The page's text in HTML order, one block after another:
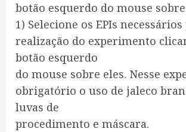
botão esquerdo do mouse
1) Selecione os EPIs
realização do experimento
botão esquerdo
do mouse sobre eles. Nesse
obrigatório o uso de jaleco
luvas de
procedimento e máscara.